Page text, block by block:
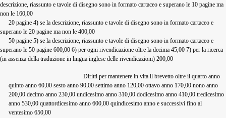
descrizione, riassunto e tavole di disegno sono in formato cartaceo e superano le 10 pagine ma
non le 160,00
20 pagine 4) se la descrizione, riassunto e tavole di disegno sono in formato cartaceo e
superano le 20 pagine ma non le 400,00
50 pagine 5) se la descrizione, riassunto e tavole di disegno sono in formato cartaceo e
superano le 50 pagine 600,00 6) per ogni rivendicazione oltre la decima 45,00 7) per la ricerca
(in assenza della traduzione in lingua inglese delle rivendicazioni) 200,00
Diritti per mantenere in vita il brevetto oltre il quarto anno
quinto anno 60,00 sesto anno 90,00 settimo anno 120,00 ottavo anno 170,00 nono anno
200,00 decimo anno 230,00 undicesimo anno 310,00 dodicesimo anno 410,00 tredicesimo
anno 530,00 quattordicesimo anno 600,00 quindicesimo anno e successivi fino al
ventesimo 650,00